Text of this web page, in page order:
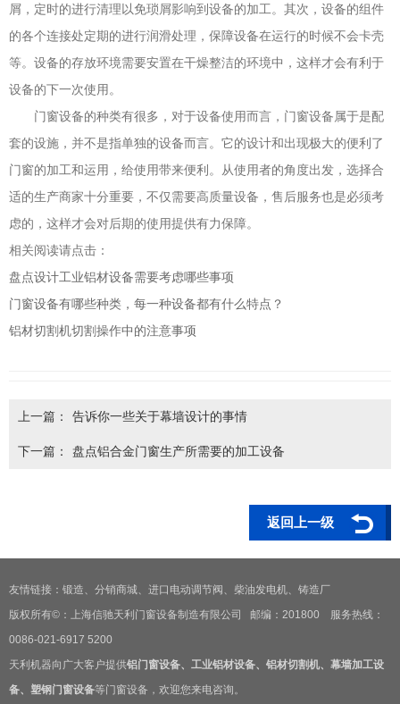
屑，定时的进行清理以免琐屑影响到设备的加工。其次，设备的组件
的各个连接处定期的进行润滑处理，保障设备在运行的时候不会卡壳
等。设备的存放环境需要安置在干燥整洁的环境中，这样才会有利于
设备的下一次使用。
门窗设备的种类有很多，对于设备使用而言，门窗设备属于是配
套的设施，并不是指单独的设备而言。它的设计和出现极大的便利了
门窗的加工和运用，给使用带来便利。从使用者的角度出发，选择合
适的生产商家十分重要，不仅需要高质量设备，售后服务也是必须考
虑的，这样才会对后期的使用提供有力保障。
相关阅读请点击：
盘点设计工业铝材设备需要考虑哪些事项
门窗设备有哪些种类，每一种设备都有什么特点？
铝材切割机切割操作中的注意事项
上一篇： 告诉你一些关于幕墙设计的事情
下一篇： 盘点铝合金门窗生产所需要的加工设备
返回上一级
友情链接： 锻造 分销商城 进口电动调节阀 柴油发电机
铸造厂
版权所有©：上海信驰天利门窗设备制造有限公司 邮编：201800 服务热线：
0086-021-6917 5200
天利机器向广大客户提供铝门窗设备、 工业铝材设备、 铝材切割机、 幕墙加工设
备、 塑钢门窗设备等门窗设备，欢迎您来电咨询。